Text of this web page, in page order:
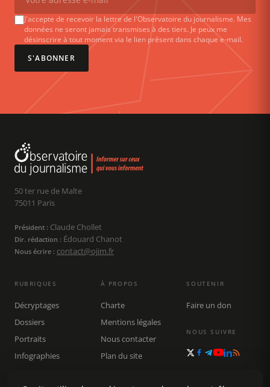
J'accepte de recevoir la lettre de l'Observatoire du journalisme. Mes
données ne seront jamais transmises à des tiers. Je peux me
désinscrire à tout moment via le lien présent dans chaque e-mail.
S'ABONNER
50 ter rue de Malte
75011 Paris
Président : Claude Chollet
Dir. rédaction : Édouard Chanot
Nous écrire : contact@ojim.fr
RUBRIQUES
Décryptages
Dossiers
Portraits
Infographies
À PROPOS
Charte
Mentions légales
Nous contacter
Plan du site
SOUTENIR
Faire un don
NOUS SUIVRE